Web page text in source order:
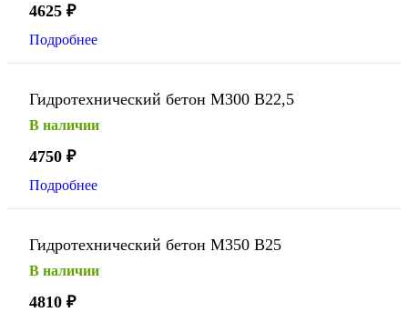
4625 ₽
Подробнее
Гидротехнический бетон М300 В22,5
В наличии
4750 ₽
Подробнее
Гидротехнический бетон М350 В25
В наличии
4810 ₽